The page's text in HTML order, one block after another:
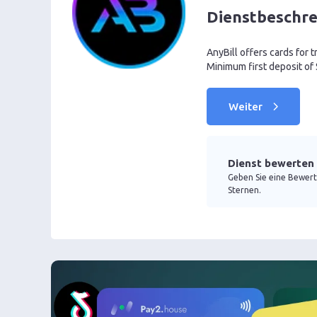
AnyBill offers cards for
Minimum first deposit of
Weiter
Dienst bewerten
Geben Sie eine
Sternen.